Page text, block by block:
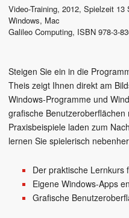
Video-Training, 2012, Spielzeit 13
Windows, Mac
Galileo Computing, ISBN 978-3-
Steigen Sie ein in die
Theis zeigt Ihnen direkt am
Windows-Programme und
grafische
Praxisbeispiele laden zum
lernen Sie spielerisch
Der praktische Lernkurs
Eigene Windows-Apps
Grafische